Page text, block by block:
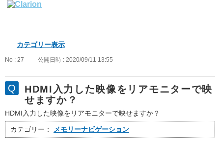
カテゴリー表示
No : 27 公開日時 : 2020/09/11 13:55
HDMI入力した映像をリアモニターで映
せますか？
HDMI入力した映像をリアモニターで映せますか？
カテゴリー： メモリーナビゲーション